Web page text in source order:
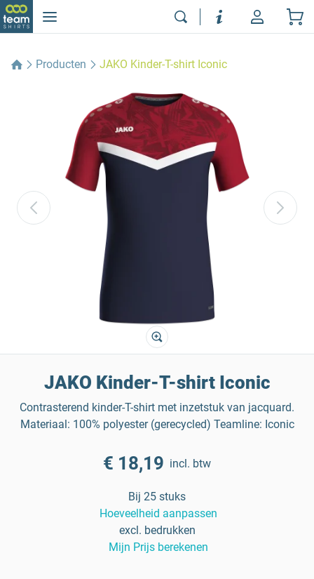
Producten JAKO Kinder-T-shirt Iconic
JAKO Kinder-T-shirt Iconic
Contrasterend kinder-T-shirt met inzetstuk van jacquard.
Materiaal: 100% polyester (gerecycled) Teamline: Iconic
€ 18,19 incl. btw
Bij 25 stuks
Hoeveelheid aanpassen
excl. bedrukken
Mijn Prijs berekenen